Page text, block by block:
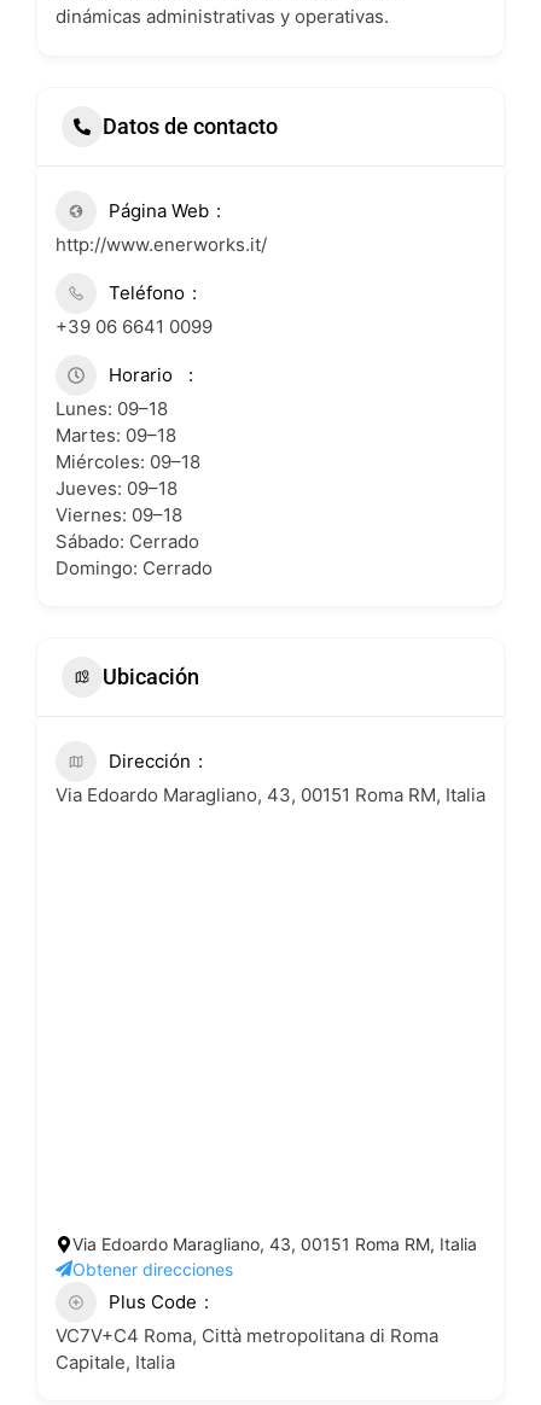
dinámicas administrativas y operativas.
Datos de contacto
Página Web
http://www.enerworks.it/
Teléfono
+39 06 6641 0099
Horario
Lunes: 09–18
Martes: 09–18
Miércoles: 09–18
Jueves: 09–18
Viernes: 09–18
Sábado: Cerrado
Domingo: Cerrado
Ubicación
Dirección
Via Edoardo Maragliano, 43, 00151 Roma RM, Italia
Via Edoardo Maragliano, 43, 00151 Roma RM, Italia
Obtener direcciones
Plus Code
VC7V+C4 Roma, Città metropolitana di Roma
Capitale, Italia